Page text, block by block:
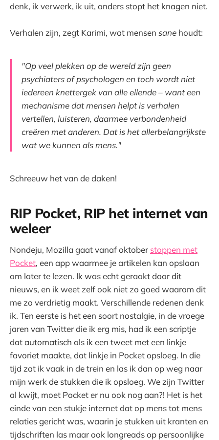
denk, ik verwerk, ik uit, anders stopt het knagen niet.
Verhalen zijn, zegt Karimi, wat mensen sane houdt:
"Op veel plekken op de wereld zijn geen
psychiaters of psychologen en toch wordt niet
iedereen knettergek van alle ellende – want een
mechanisme dat mensen helpt is verhalen
vertellen, luisteren, daarmee verbondenheid
creëren met anderen. Dat is het allerbelangrijkste
wat we kunnen als mens."
Schreeuw het van de daken!
RIP Pocket, RIP het internet van
weleer
Nondeju, Mozilla gaat vanaf oktober stoppen met
Pocket, een app waarmee je artikelen kan opslaan
om later te lezen. Ik was echt geraakt door dit
nieuws, en ik weet zelf ook niet zo goed waarom dit
me zo verdrietig maakt. Verschillende redenen denk
ik. Ten eerste is het een soort nostalgie, in de vroege
jaren van Twitter die ik erg mis, had ik een scriptje
dat automatisch als ik een tweet met een linkje
favoriet maakte, dat linkje in Pocket opsloeg. In die
tijd zat ik vaak in de trein en las ik dan op weg naar
mijn werk de stukken die ik opsloeg. We zijn Twitter
al kwijt, moet Pocket er nu ook nog aan?! Het is het
einde van een stukje internet dat op mens tot mens
relaties gericht was, waarin je stukken uit kranten en
tijdschriften las maar ook longreads op persoonlijke